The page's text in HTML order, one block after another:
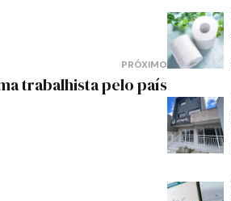
PRÓXIMO
trabalhista pelo país